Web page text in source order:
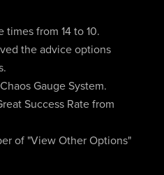
times from 14 to 10.
the advice options
Gauge System.
Success Rate from
of "View Other Options"